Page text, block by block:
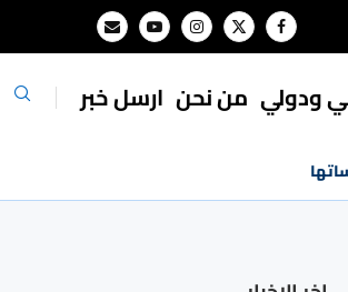
ودولي من نحن ارسل خبر